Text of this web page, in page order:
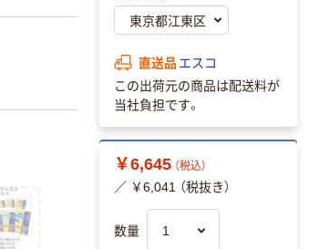
直送品 エスコ
この出荷元の商品は配送料が
当社負担です。
￥6,645 （税込）
／ ￥6,041 （税抜き）
数量